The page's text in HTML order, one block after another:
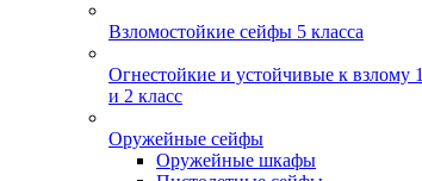
Взломостойкие сейфы 5 класса
Огнестойкие и устойчивые к взлому 1
и 2 класс
Оружейные сейфы
Оружейные шкафы